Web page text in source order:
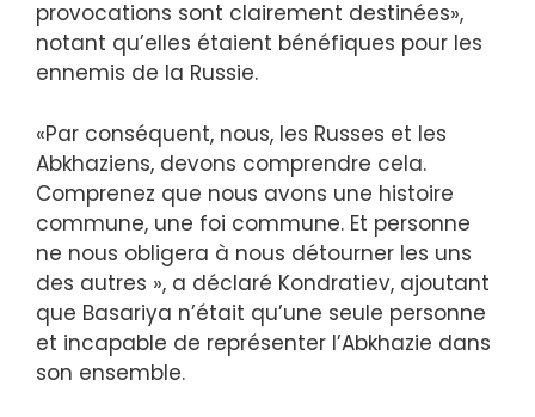
provocations sont clairement destinées»,
notant qu’elles étaient bénéfiques pour les
ennemis de la Russie.
«Par conséquent, nous, les Russes et les
Abkhaziens, devons comprendre cela.
Comprenez que nous avons une histoire
commune, une foi commune. Et personne
ne nous obligera à nous détourner les uns
des autres », a déclaré Kondratiev, ajoutant
que Basariya n’était qu’une seule personne
et incapable de représenter l’Abkhazie dans
son ensemble.